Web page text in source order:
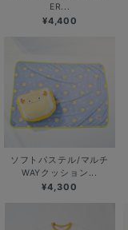
ER...
¥4,400
ソフトパステル/マルチ
WAYクッション...
¥4,300